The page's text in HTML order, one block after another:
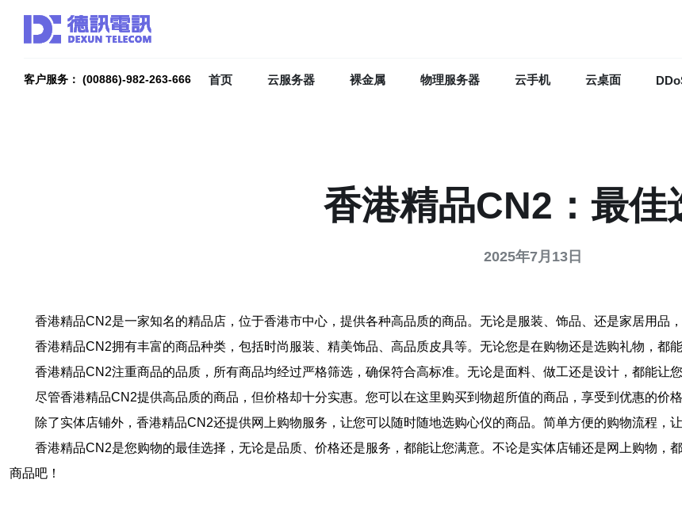
客户服务： (00886)-982-263-666 首页 云服务器 裸金属 物理服务器 云手机 云桌面
香港精品CN2：最佳
2025年7月13日
香港精品CN2是一家知名的精品店，位于香港市中心，提供各种高品质的商品。无论是服装、饰品、还是家居用品
香港精品CN2拥有丰富的商品种类，包括时尚服装、精美饰品、高品质皮具等。无论您是在购物还是选购礼物，都
香港精品CN2注重商品的品质，所有商品均经过严格筛选，确保符合高标准。无论是面料、做工还是设计，都能让您
尽管香港精品CN2提供高品质的商品，但价格却十分实惠。您可以在这里购买到物超所值的商品，享受到优惠的价格
除了实体店铺外，香港精品CN2还提供网上购物服务，让您可以随时随地选购心仪的商品。简单方便的购物流程，
香港精品CN2是您购物的最佳选择，无论是品质、价格还是服务，都能让您满意。不论是实体店铺还是网上购物，
商品吧！